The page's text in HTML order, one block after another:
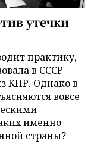
утечки
практику,
в СССР –
КНР. Однако в
вовсе
именно
страны?